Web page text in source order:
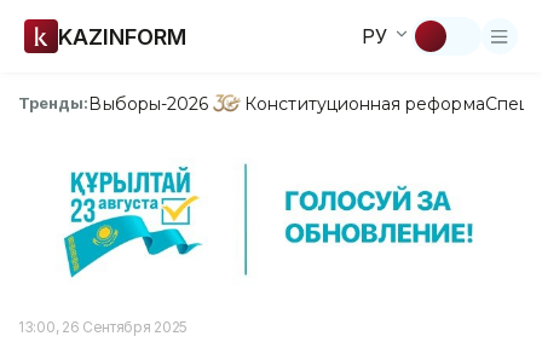
KAZINFORM РУ
Тренды:Выборы-2026 Конституционная реформа
13:00, 26 Сентября 2025